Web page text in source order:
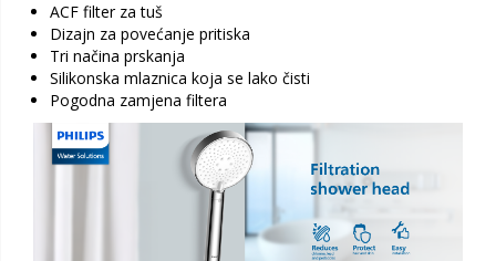
ACF filter za tuš
Dizajn za povećanje pritiska
Tri načina prskanja
Silikonska mlaznica koja se lako čisti
Pogodna zamjena filtera